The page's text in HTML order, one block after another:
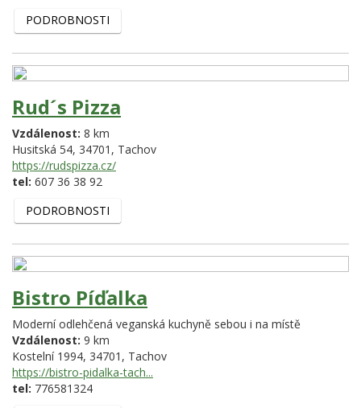
PODROBNOSTI
Rud´s Pizza
Vzdálenost: 8 km
Husitská 54, 34701, Tachov
https://rudspizza.cz/
tel: 607 36 38 92
PODROBNOSTI
Bistro Píďalka
Moderní odlehčená veganská kuchyně sebou i na místě
Vzdálenost: 9 km
Kostelní 1994, 34701, Tachov
https://bistro-pidalka-tach...
tel: 776581324